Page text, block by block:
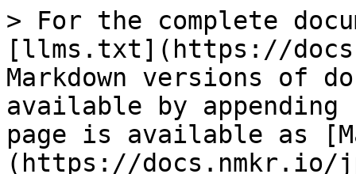
> For the complete
[llms.txt](https://
Markdown versions of
available by
page is available as
(https://docs.nmkr.io/